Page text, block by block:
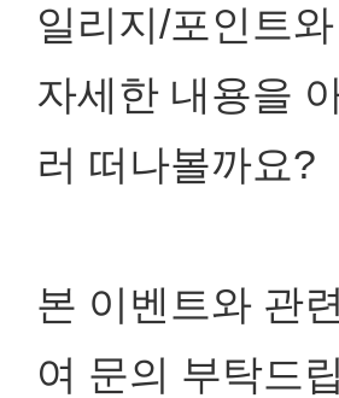
일리지/포인트
자세한 내용을
러 떠나볼까요?
본 이벤트와 관
여 문의 부탁드